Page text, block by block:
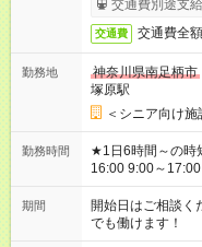
交通費別途支
交通費 交通費全
勤務地
神奈川県南足柄市
塚原駅
＜シニア向け施
勤務時間
★1日6時間～の時短シフトOK ★スター
16:00 9:00～17:00
場合、他のお仕事
ん ※法令に基づき
となります ※労働
短時間・短期間の
期間
開始日はご相談
でも働けます！